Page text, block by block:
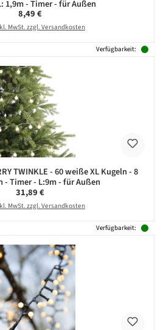
1,9m - Timer - für Außen
Regulärer Preis:
8,49 €
MwSt. zzgl. Versandkosten
Verfügbarkeit:
TWINKLE - 60 weiße XL Kugeln - 8
- Timer - L:9m - für Außen
Regulärer Preis:
31,89 €
MwSt. zzgl. Versandkosten
Verfügbarkeit: